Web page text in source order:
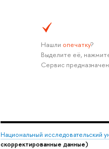
Нашли опечатку?
Выделите её,
Сервис
Национальный исследовательский
скорректированные данные)